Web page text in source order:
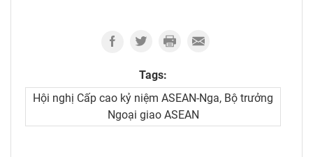
Tags:
Hội nghị Cấp cao kỷ niệm ASEAN-Nga, Bộ trưởng
Ngoại giao ASEAN